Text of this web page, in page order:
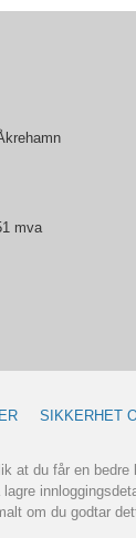
mva
SIKKERHET
at du får en
om du godtar